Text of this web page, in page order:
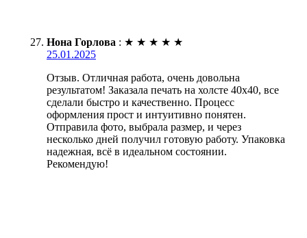
Нона Горлова : ★ ★ ★ ★ ★
25.01.2025
Отзыв. Отличная работа, очень довольна
результатом! Заказала печать на холсте 40х40, все
сделали быстро и качественно. Процесс
оформления прост и интуитивно понятен.
Отправила фото, выбрала размер, и через
несколько дней получил готовую работу. Упаковка
надежная, всё в идеальном состоянии.
Рекомендую!